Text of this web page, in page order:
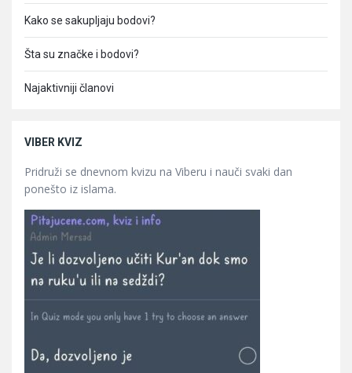
Kako se sakupljaju bodovi?
Šta su značke i bodovi?
Najaktivniji članovi
VIBER KVIZ
Pridruži se dnevnom kvizu na Viberu i nauči svaki dan
ponešto iz islama.